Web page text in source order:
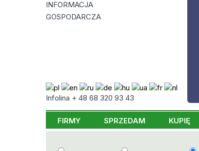
INFORMACJA
GOSPODARCZA
Infolina + 48 68 320 93 43
FIRMY SPRZEDAM KUPIĘ